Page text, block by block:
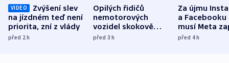
VIDEO
Zvýšení slev
na jízdném teď není
priorita, zní z vlády
před 2h
Opilých řidičů
nemotorových
vozidel skokově
přibylo, nejvíc ve
před 3h
Za újmu
a
musí Meta
půl miliardy
před 4h